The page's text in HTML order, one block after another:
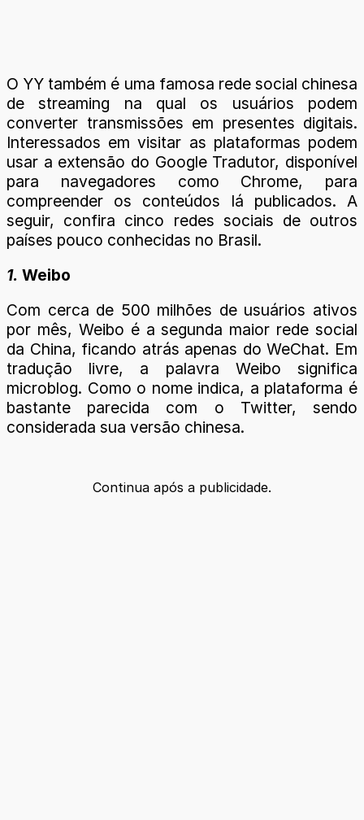
O YY também é uma famosa rede social chinesa
de streaming na qual os usuários podem
converter transmissões em presentes digitais.
Interessados em visitar as plataformas podem
usar a extensão do Google Tradutor, disponível
para navegadores como Chrome, para
compreender os conteúdos lá publicados. A
seguir, confira cinco redes sociais de outros
países pouco conhecidas no Brasil.
1. Weibo
Com cerca de 500 milhões de usuários ativos
por mês, Weibo é a segunda maior rede social
da China, ficando atrás apenas do WeChat. Em
tradução livre, a palavra Weibo significa
microblog. Como o nome indica, a plataforma é
bastante parecida com o Twitter, sendo
considerada sua versão chinesa.
Continua após a publicidade.